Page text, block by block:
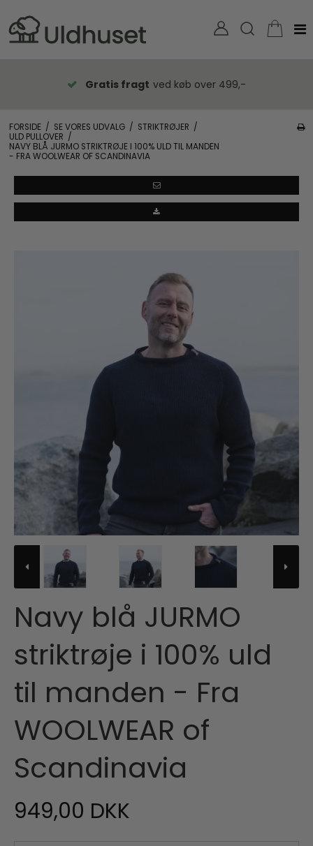
Gratis fragt ved køb over 499,-
FORSIDE / SE VORES UDVALG / STRIKTRØJER /
ULD PULLOVER /
NAVY BLÅ JURMO STRIKTRØJE I 100% ULD TIL MANDEN
- FRA WOOLWEAR OF SCANDINAVIA
Navy blå JURMO
striktrøje i 100% uld
til manden - Fra
WOOLWEAR of
Scandinavia
949,00 DKK